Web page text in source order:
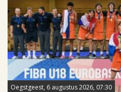
Oegstgeest, 6 augustus 2026, 07:30